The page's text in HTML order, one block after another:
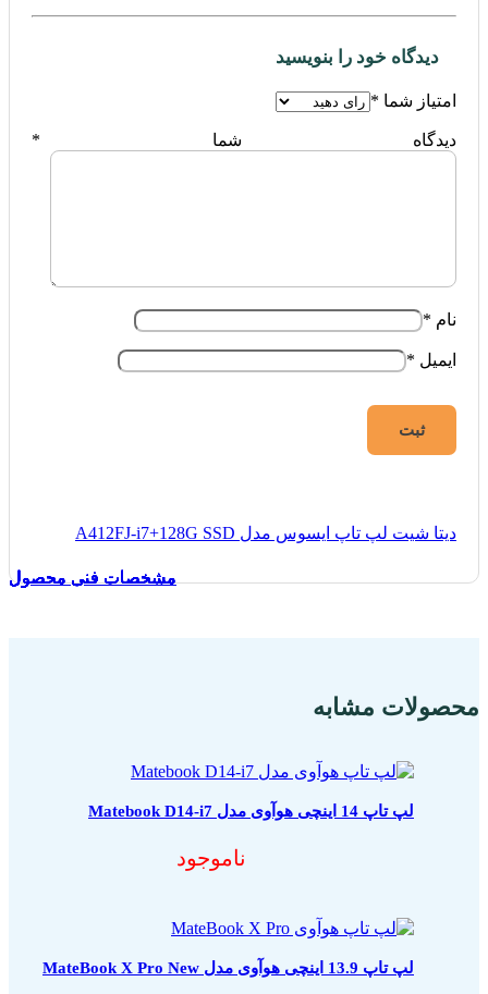
دیدگاه خود را بنویسید
امتیاز شما *
دیدگاه شما *
نام *
ایمیل *
دیتا شیت لپ تاپ ایسوس مدل A412FJ-i7+128G SSD
محصولات مشابه
مشخصات فنی محصول
لپ تاپ 14 اینچی هوآوی مدل Matebook D14-i7
ناموجود
مشخصات فنی محصول
لپ تاپ 13.9 اینچی هوآوی مدل MateBook X Pro New
مشخصات فنی محصول
مشخصات فنی محصول
مشخصات فنی محصول
مشخصات فنی محصول
مشخصات فنی محصول
مشخصات فنی محصول
مشخصات فنی محصول
مشخصات فنی محصول